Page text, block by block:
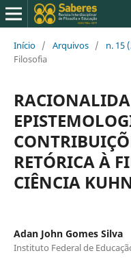
Início / Arquivos / n. 15
Filosofia
RETÓRICA À
CIÊNCIA
Adan John Gomes Silva
Instituto Federal de